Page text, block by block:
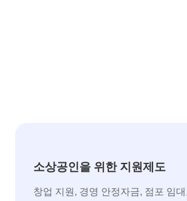
소상공인을 위한 지원제도
창업 지원, 경영 안정자금, 점포 임